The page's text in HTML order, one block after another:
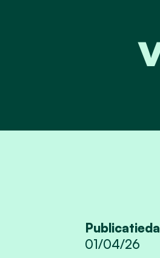
01/04/26